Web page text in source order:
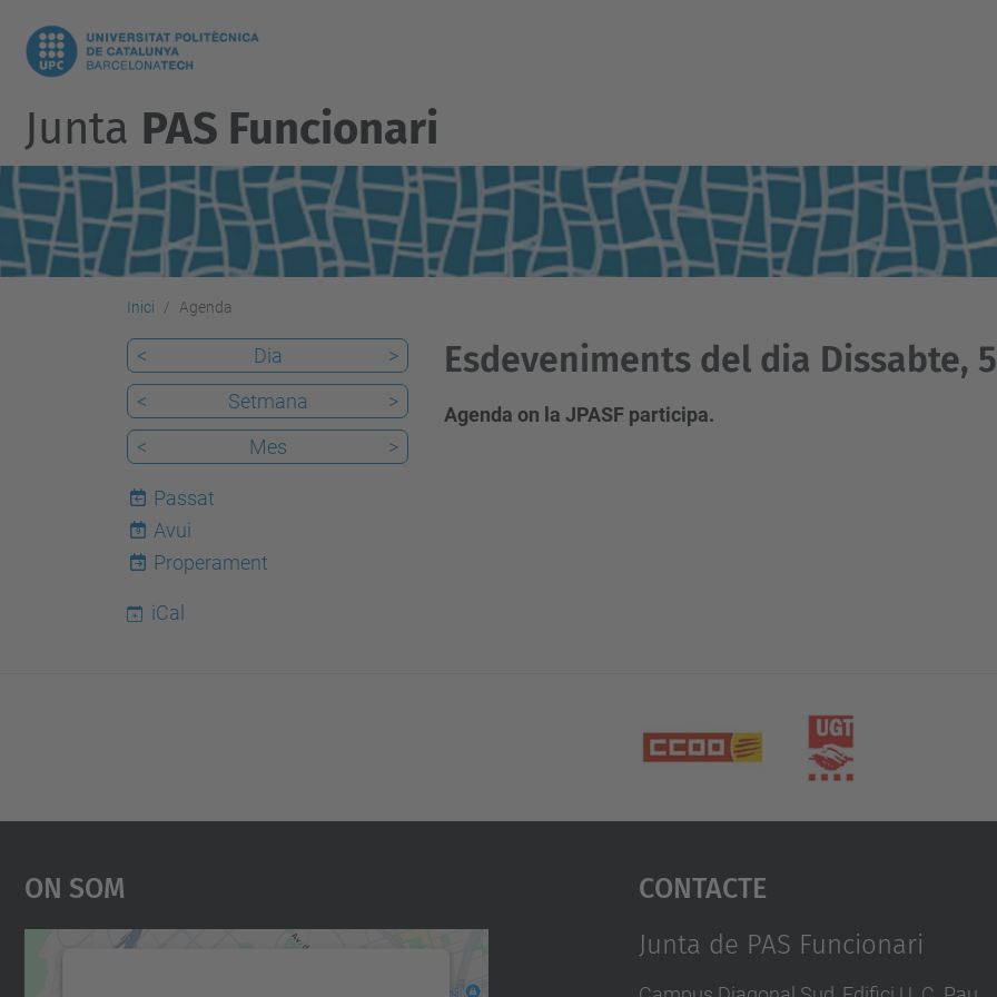
Junta PAS Funcionari
Inici Agenda
Esdeveniments del dia Dissabte,
Agenda on la JPASF participa.
< Dia
>
<
Setmana
>
<
Mes >
Passat
9
Avui
Properament
iCal
On Som Contacte
Junta de PAS Funcionari